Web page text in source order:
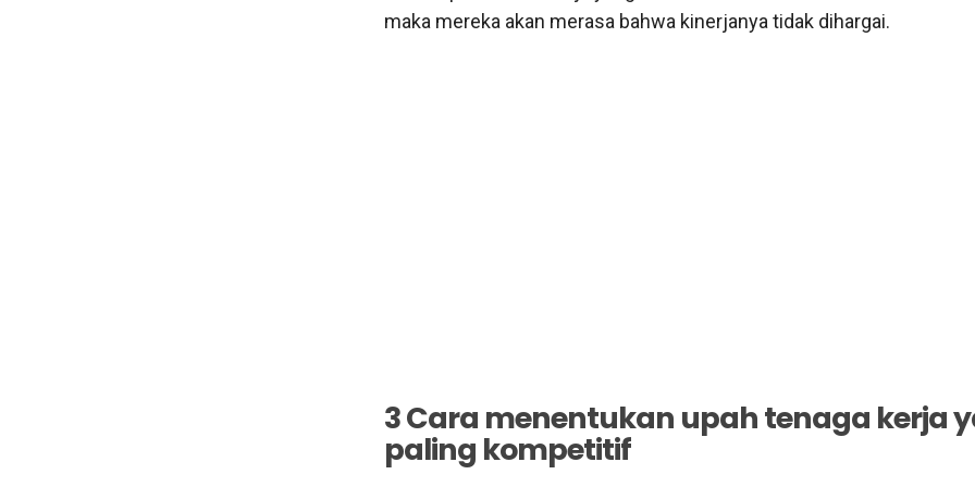
maka mereka akan merasa bahwa kinerjanya tidak dihargai.
3 Cara menentukan upah tenaga kerja
paling kompetitif